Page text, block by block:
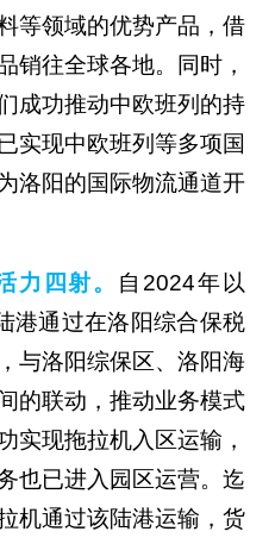
等领域的优势产品，借
销往全球各地。同时，
成功推动中欧班列的持
实现中欧班列等多项国
洛阳的国际物流通道开
力四射。 自2024年以
港通过在洛阳综合保税
与洛阳综保区、洛阳海
的联动，推动业务模式
实现拖拉机入区运输，
也已进入园区运营。迄
机通过该陆港运输，货